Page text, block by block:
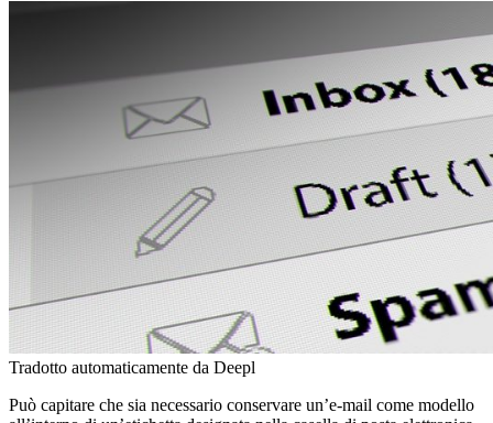
Tradotto automaticamente da Deepl
Può capitare che sia necessario conservare un’e-mail come modello